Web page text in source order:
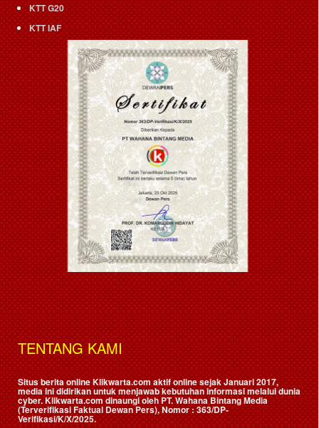
KTT G20
KTT IAF
TENTANG KAMI
Situs berita online Klikwarta.com aktif online sejak Januari 2017,
media ini didirikan untuk menjawab kebutuhan informasi melalui dunia
cyber. Klikwarta.com dinaungi oleh PT. Wahana Bintang Media
(Terverifikasi Faktual Dewan Pers), Nomor : 363/DP-
Verifikasi/K/X/2025.